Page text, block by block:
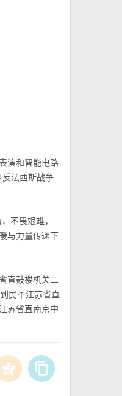
演和智能电路
法西斯战争
不畏艰难，
与力量传递下
直鼓楼机关二
民革江苏省直
苏省直南京中